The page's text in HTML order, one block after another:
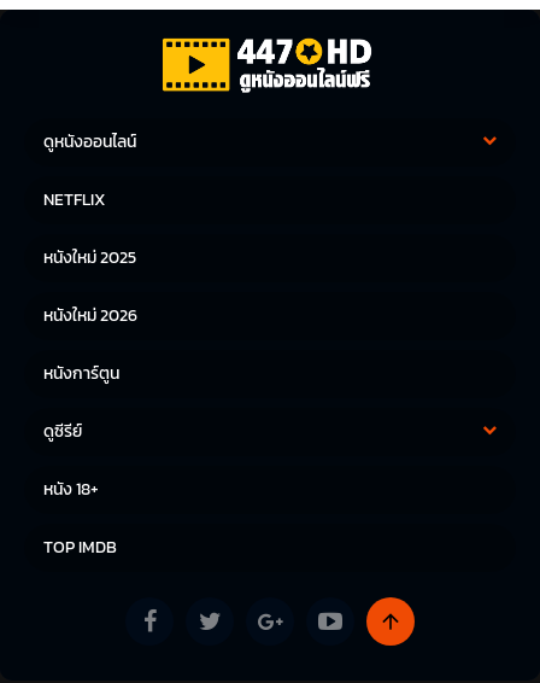
ดูหนังออนไลน์
หนังญี่ปุ่น
NETFLIX
หนังใหม่ 2025
หนังใหม่ 2026
หนังการ์ตูน
ดูซีรีย์
หนัง 18+
TOP IMDB